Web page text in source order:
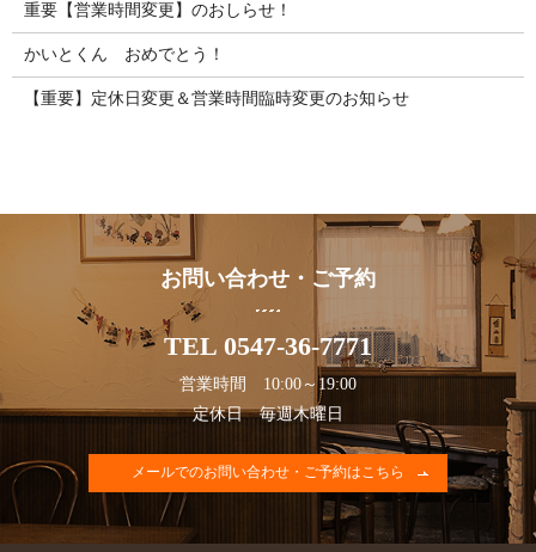
重要【営業時間変更】のおしらせ！
かいとくん おめでとう！
【重要】定休日変更＆営業時間臨時変更のお知らせ
お問い合わせ・ご予約
TEL 0547-36-7771
営業時間 10:00～19:00
定休日 毎週木曜日
メールでのお問い合わせ・ご予約はこちら